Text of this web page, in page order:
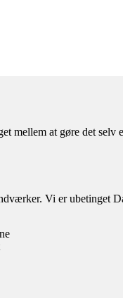
mellem at gøre det
Vi er ubetinget